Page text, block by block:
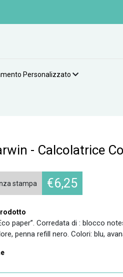
Personalizzato
- Calcolatrice
stampa €6,25
paper”. Corredata di : blocco
penna refill nero. Colori: blu,